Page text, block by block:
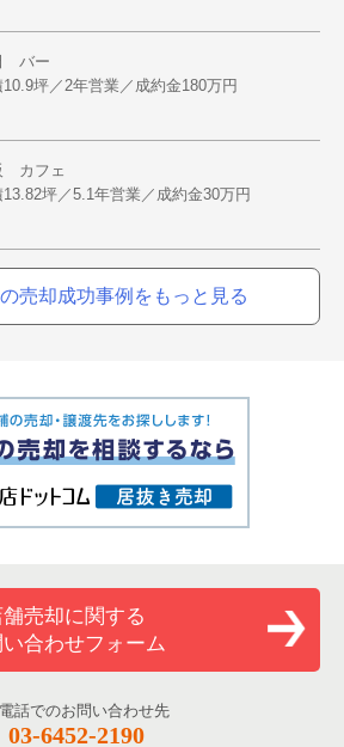
バー
10.9坪／2年営業／成約金180万円
カフェ
13.82坪／5.1年営業／成約金30万円
売却成功事例をもっと見る
舗売却に関する
合わせフォーム
話でのお問い合わせ先
03-6452-2190